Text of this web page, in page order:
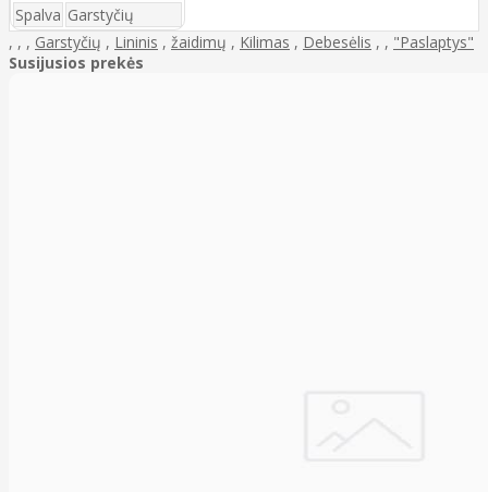
Spalva Garstyčių
, , , Garstyčių , Lininis , žaidimų , Kilimas , Debesėlis , , "Paslaptys"
Susijusios prekės